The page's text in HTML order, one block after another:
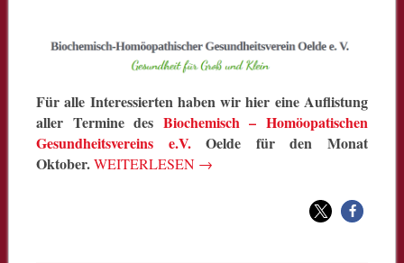
Für alle Interessierten haben wir hier eine Auflistung
aller Termine des Biochemisch – Homöopatischen
Gesundheitsvereins e.V.Oelde für den Monat
Oktober.WEITERLESEN →